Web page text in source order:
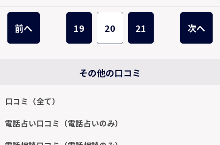
前へ 19 20 21 次へ
その他の口コミ
口コミ（全て）
電話占い口コミ（電話占いのみ）